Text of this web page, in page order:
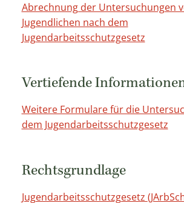
Abrechnung der Untersuchungen
Jugendlichen nach dem
Jugendarbeitsschutzgesetz
Vertiefende
Weitere Formulare für die
dem Jugendarbeitsschutzgesetz
Rechtsgrundlage
Jugendarbeitsschutzgesetz (